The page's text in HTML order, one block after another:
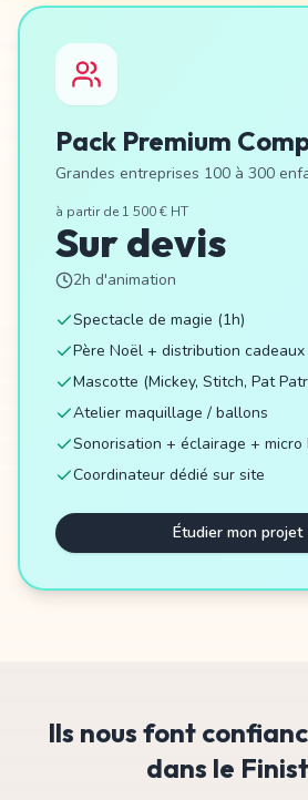
Pack Premium
Grandes entreprises 100 à 300
à partir de 1 500 € HT
Sur devis
2h d'animation
Spectacle de magie (1h)
Père Noël + distribution cadeaux
Mascotte (Mickey, Stitch, Pat
Atelier maquillage / ballons
Sonorisation + éclairage + micro
Coordinateur dédié sur site
Étudier mon projet
Ils nous font
dans le